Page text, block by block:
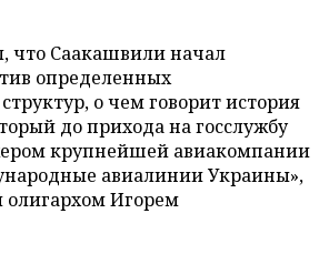
что Саакашвили начал
определенных
о чем говорит история
до прихода на госслужбу
крупнейшей авиакомпании
авиалинии Украины»,
олигархом Игорем